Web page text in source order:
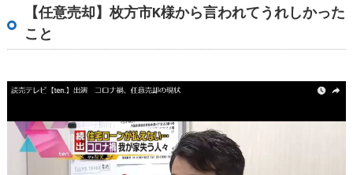
【任意売却】枚方市K様から言われてうれしかった
こと